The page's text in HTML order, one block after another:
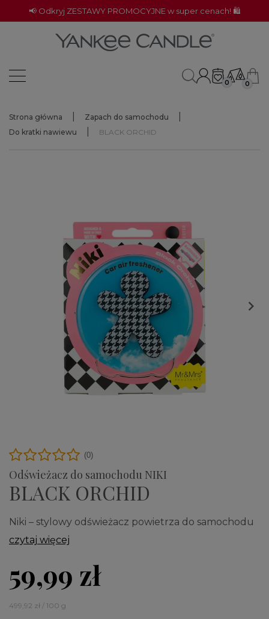
📢 Odkryj ZESTAWY PROMOCYJNE w super cenach! 🛍️
0 0
Strona główna
Zapach do samochodu
Do kratki nawiewu
BLACK ORCHID

Odświeżacz do samochodu NIKI
BLACK ORCHID
(0)
Niki – stylowy odświeżacz powietrza do samochodu
czytaj więcej
59,99 zł
499,92 zł / 100 g